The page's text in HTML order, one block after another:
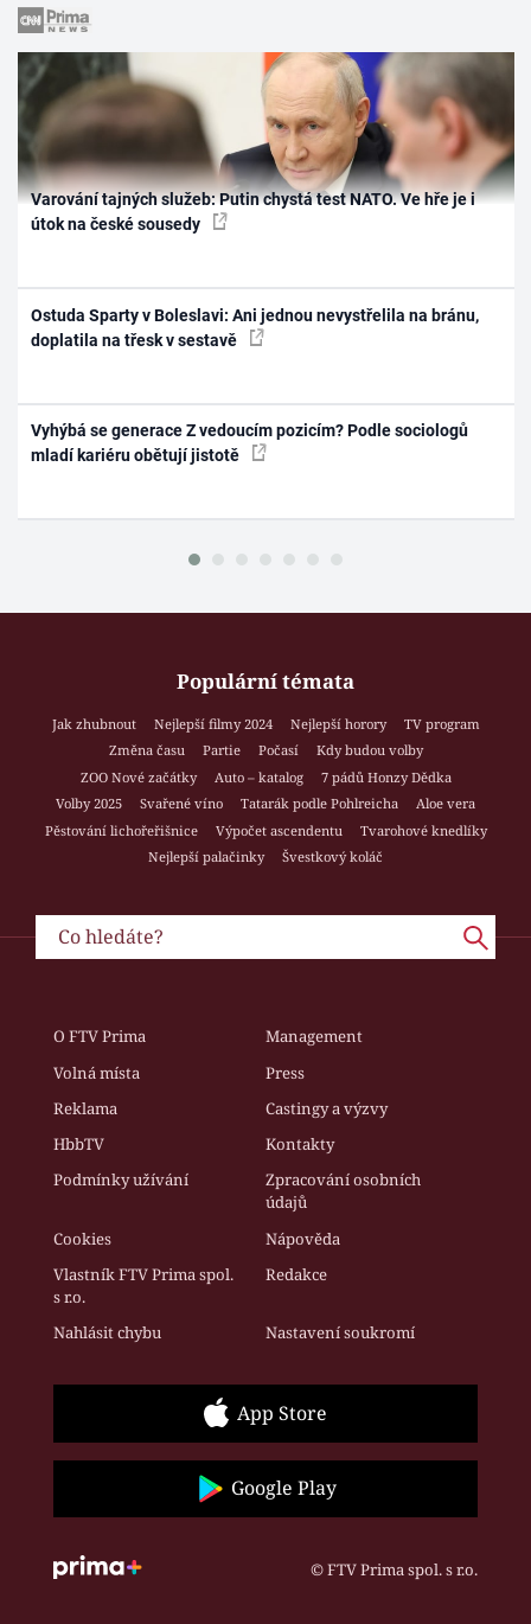
Varování tajných služeb: Putin chystá test NATO. Ve hře je i
útok na české sousedy
Ostuda Sparty v Boleslavi: Ani jednou nevystřelila na bránu,
doplatila na třesk v sestavě
Vyhýbá se generace Z vedoucím pozicím? Podle sociologů
mladí kariéru obětují jistotě
Populární témata
Jak zhubnout Nejlepší filmy 2024 Nejlepší horory
TV program
Změna času
Partie Počasí
Kdy budou volby
ZOO Nové začátky
Auto – katalog
7 pádů Honzy Dědka
Volby 2025
Svařené víno Tatarák podle Pohlreicha
Aloe vera
Pěstování lichořeřišnice
Výpočet ascendentu
Tvarohové knedlíky
Nejlepší palačinky
Švestkový koláč
O FTV Prima
Management
Volná místa
Press
Reklama
Castingy a výzvy
HbbTV
Kontakty
Podmínky užívání
Zpracování osobních
údajů
Cookies
Nápověda
Vlastník FTV Prima spol.
s r.o.
Redakce
Nahlásit chybu Nastavení soukromí
App Store
Google Play
© FTV Prima spol. s r.o.